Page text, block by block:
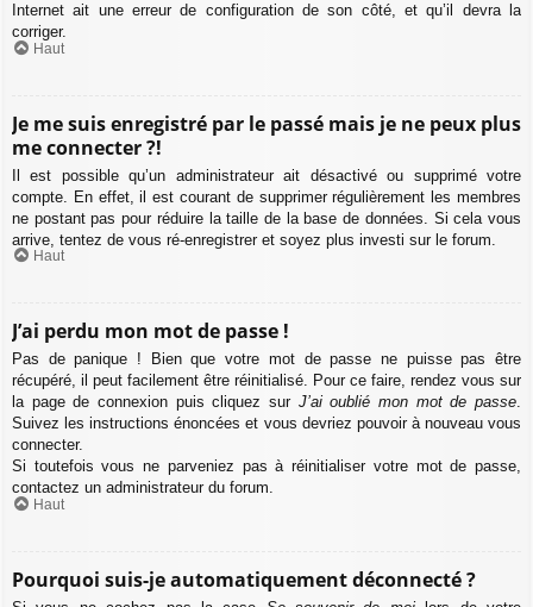
Internet ait une erreur de configuration de son côté, et qu’il devra la
corriger.
Haut
Je me suis enregistré par le passé mais je ne peux plus
me connecter ?!
Il est possible qu’un administrateur ait désactivé ou supprimé votre
compte. En effet, il est courant de supprimer régulièrement les membres
ne postant pas pour réduire la taille de la base de données. Si cela vous
arrive, tentez de vous ré-enregistrer et soyez plus investi sur le forum.
Haut
J’ai perdu mon mot de passe !
Pas de panique ! Bien que votre mot de passe ne puisse pas être
récupéré, il peut facilement être réinitialisé. Pour ce faire, rendez vous sur
la page de connexion puis cliquez sur J’ai oublié mon mot de passe.
Suivez les instructions énoncées et vous devriez pouvoir à nouveau vous
connecter.
Si toutefois vous ne parveniez pas à réinitialiser votre mot de passe,
contactez un administrateur du forum.
Haut
Pourquoi suis-je automatiquement déconnecté ?